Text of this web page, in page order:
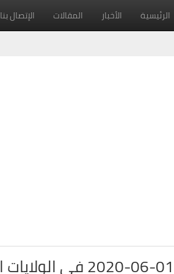
الرئيسية الأخبار المقالات الإتصال بنا